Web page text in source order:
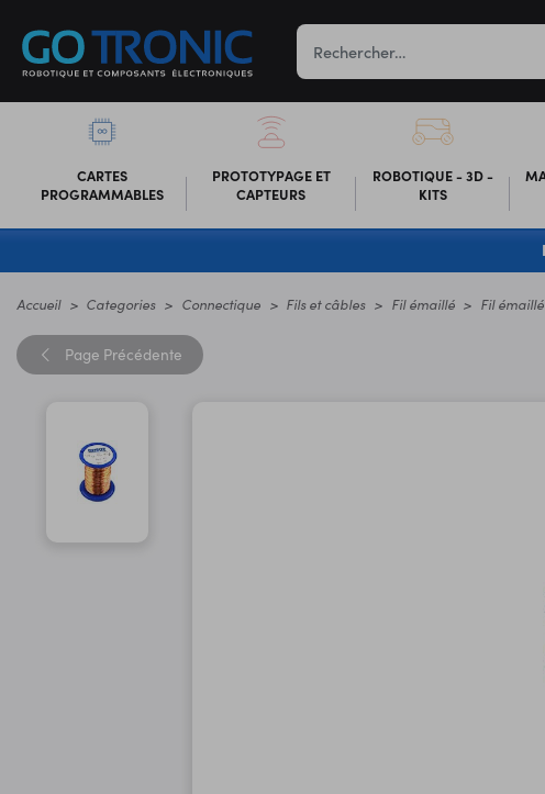
CARTES
PROGRAMMABLES
PROTOTYPAGE ET
CAPTEURS
ROBOTIQUE - 3D -
KITS
Accueil Categories Connectique Fils et câbles Fil émaillé Fil émaillé
Page Précédente